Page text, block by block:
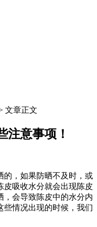
文章正文
注意事项！
的，如果防晒不及时，或
皮吸收水分就会出现陈皮
，会导致陈皮中的水分内
些情况出现的时候，我们